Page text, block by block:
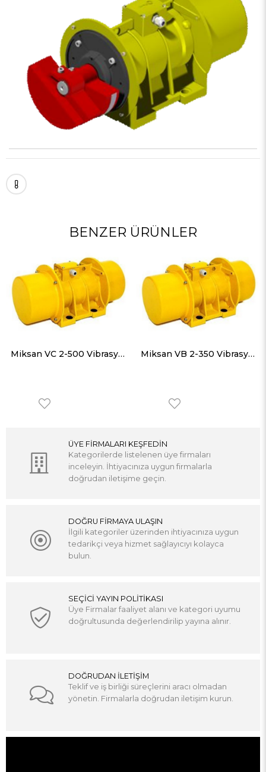
BENZER ÜRÜNLER
Miksan VC 2-500 Vibrasyon Motorları Trifaze (380V) 3000 Devir 500 Kg, 4905 N Miksan VB 2-350 Vibrasyon Motorları Trifaze (380V) 3000 Devir 340 Kg, 3335 N
ÜYE FİRMALARI KEŞFEDİN
Kategorilerde listelenen üye firmaları
inceleyin. İhtiyacınıza uygun firmalarla
doğrudan iletişime geçin.
DOĞRU FİRMAYA ULAŞIN
İlgili kategoriler üzerinden ihtiyacınıza uygun
tedarikçi veya hizmet sağlayıcıyı kolayca
bulun.
SEÇİCİ YAYIN POLİTİKASI
Üye Firmalar faaliyet alanı ve kategori uyumu
doğrultusunda değerlendirilip yayına alınır.
DOĞRUDAN İLETİŞİM
Teklif ve iş birliği süreçlerini aracı olmadan
yönetin. Firmalarla doğrudan iletişim kurun.